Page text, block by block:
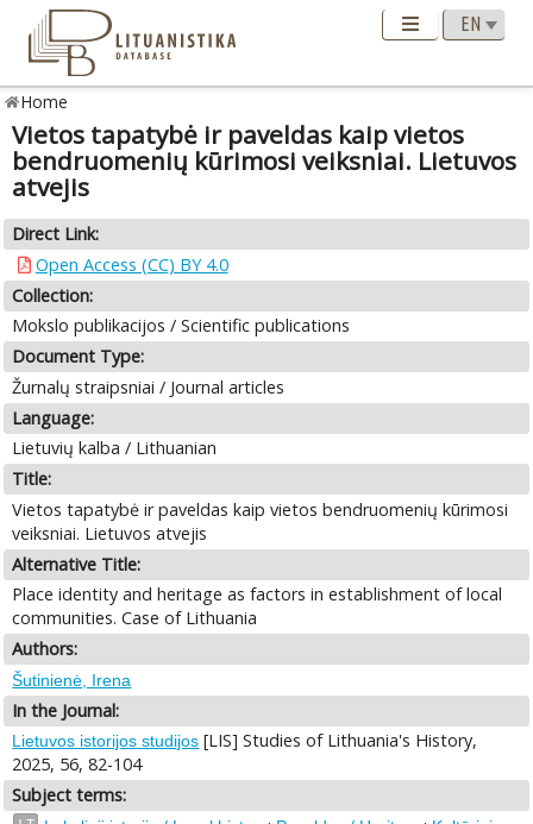
Home
Vietos tapatybė ir paveldas kaip vietos
bendruomenių kūrimosi veiksniai. Lietuvos
atvejis
Direct Link:
Open Access (CC) BY 4.0
Collection:
Mokslo publikacijos / Scientific publications
Document Type:
Žurnalų straipsniai / Journal articles
Language:
Lietuvių kalba / Lithuanian
Title:
Vietos tapatybė ir paveldas kaip vietos bendruomenių kūrimosi
veiksniai. Lietuvos atvejis
Alternative Title:
Place identity and heritage as factors in establishment of local
communities. Case of Lithuania
Authors:
Šutinienė, Irena
In the Journal:
Lietuvos istorijos studijos [LIS] Studies of Lithuania's History,
2025, 56, 82-104
Subject terms: